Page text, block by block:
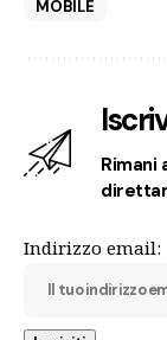
MOBILE
Rimani
Indirizzo email: